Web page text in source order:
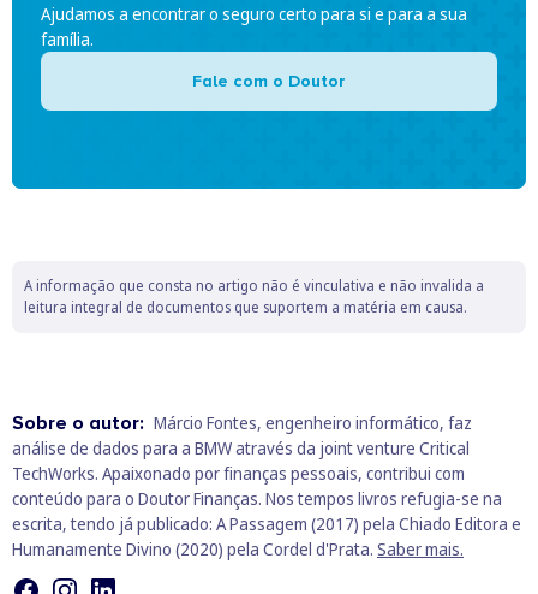
Ajudamos a encontrar o seguro certo para si e para a sua
família.
Fale com o Doutor
A informação que consta no artigo não é vinculativa e não invalida a
leitura integral de documentos que suportem a matéria em causa.
Sobre o autor: Márcio Fontes, engenheiro informático, faz
análise de dados para a BMW através da joint venture Critical
TechWorks. Apaixonado por finanças pessoais, contribui com
conteúdo para o Doutor Finanças. Nos tempos livros refugia-se na
escrita, tendo já publicado: A Passagem (2017) pela Chiado Editora e
Humanamente Divino (2020) pela Cordel d'Prata. Saber mais.